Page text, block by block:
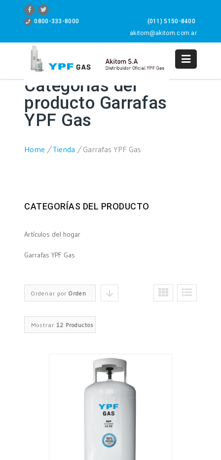
0800-333-8000
(011) 5150-8400
akitom@akitom.com.ar
Categorías del
producto Garrafas
YPF Gas
Home / Tienda / Garrafas YPF Gas
CATEGORÍAS DEL PRODUCTO
Artículos del hogar
Garrafas YPF Gas
Ordenar por Orden
Mostrar 12 Productos